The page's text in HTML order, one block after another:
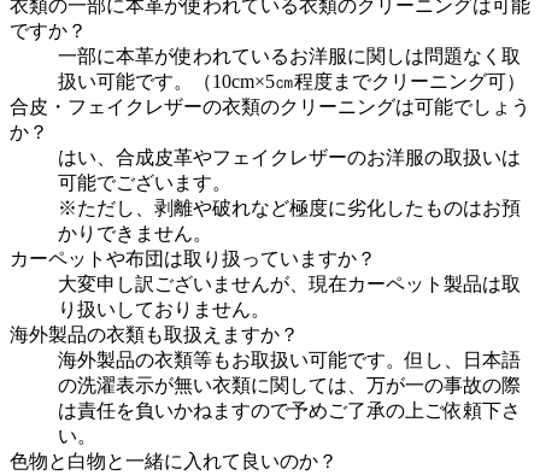
衣類の一部に本革が使われている衣類のクリーニングは可能
ですか？
一部に本革が使われているお洋服に関しは問題なく取
扱い可能です。（10cm×5㎝程度までクリーニング可）
合皮・フェイクレザーの衣類のクリーニングは可能でしょう
か？
はい、合成皮革やフェイクレザーのお洋服の取扱いは
可能でございます。
※ただし、剥離や破れなど極度に劣化したものはお預
かりできません。
カーペットや布団は取り扱っていますか？
大変申し訳ございませんが、現在カーペット製品は取
り扱いしておりません。
海外製品の衣類も取扱えますか？
海外製品の衣類等もお取扱い可能です。但し、日本語
の洗濯表示が無い衣類に関しては、万が一の事故の際
は責任を負いかねますので予めご了承の上ご依頼下さ
い。
色物と白物と一緒に入れて良いのか？